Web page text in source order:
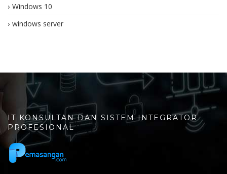
Windows 10
windows server
IT KONSULTAN DAN SISTEM INTEGRATOR
PROFESIONAL